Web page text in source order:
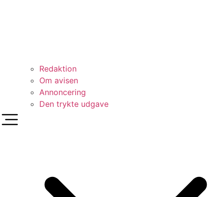
Redaktion
Om avisen
Annoncering
Den trykte udgave